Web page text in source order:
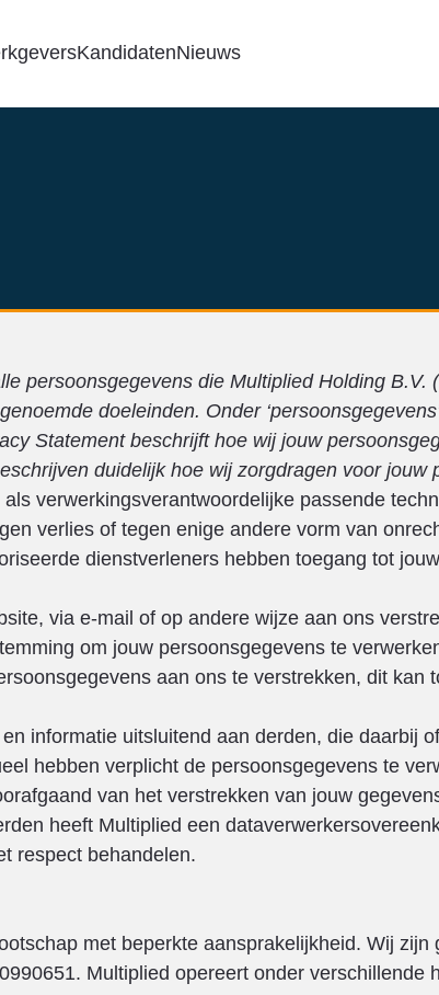
KandidatenNieuws
persoonsgegevens die Multiplied Holding B.V.
doeleinden. Onder
Statement beschrijft hoe wij jouw
duidelijk hoe wij zorgdragen voor jouw
verwerkingsverantwoordelijke passende
verlies of tegen enige andere vorm van
dienstverleners hebben toegang tot
via e-mail of op andere wijze aan ons
om jouw persoonsgegevens te
aan ons te verstrekken, dit kan
informatie uitsluitend aan derden, die daarbij
hebben verplicht de persoonsgegevens te
van het verstrekken van jouw
heeft Multiplied een
respect behandelen.
met beperkte aansprakelijkheid. Wij
Multiplied opereert onder verschillende